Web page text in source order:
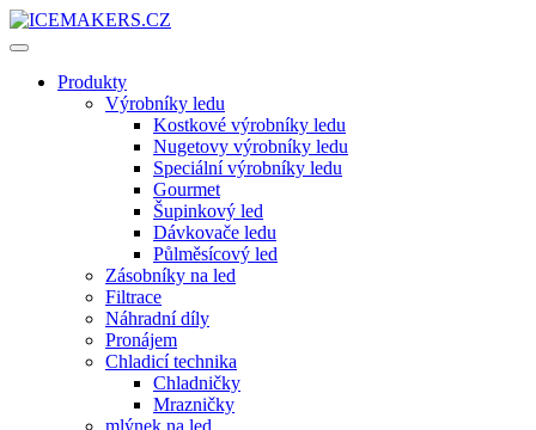
Produkty
Výrobníky ledu
Kostkové výrobníky ledu
Nugetovy výrobníky ledu
Speciální výrobníky ledu
Gourmet
Šupinkový led
Dávkovače ledu
Půlměsícový led
Zásobníky na led
Filtrace
Náhradní díly
Pronájem
Chladicí technika
Chladničky
Mrazničky
mlýnek na led